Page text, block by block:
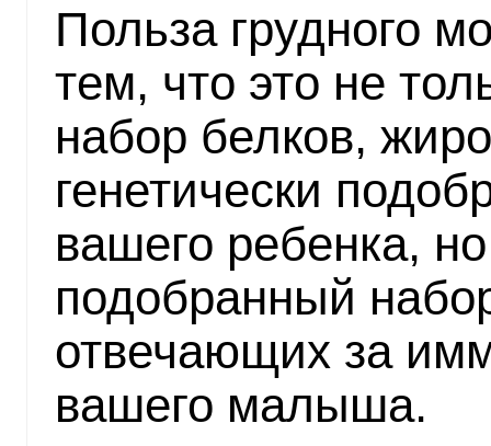
Польза грудного
тем, что это не
набор белков,
генетически
вашего ребенка,
подобранный
отвечающих за
вашего малыша.